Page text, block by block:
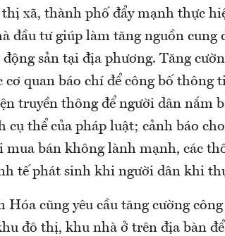
xã, thành phố đẩy mạnh thực
đầu tư giúp làm tăng nguồn cung
sản tại địa phương. Tăng
cơ quan báo chí để công bố thông
truyền thông để người dân nắm
cụ thể của pháp luật; cảnh báo
mua bán không lành mạnh, các
tế phát sinh khi người dân khi
cũng yêu cầu tăng cường
đô thị, khu nhà ở trên địa bàn